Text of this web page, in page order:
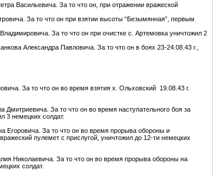
Васильевича. За то что он, при отражении вражеской
За то что он при взятии высоты “Безымянная”, первым
За то что он при очистке с. Артемовка уничтожил 2
Александра Павловича. За то что он в боях 23-24.08.43 г.,
За то что он во время взятия х. Ольховский 19.08.43 г.
За то что он во время наступательного боя за
3 немецких солдат.
Егоровича. За то что он во время прорыва обороны и
пулемет с прислугой, уничтожил до 12-ти немецких
Николаевича. За то что он во время прорыва обороны на
солдат.